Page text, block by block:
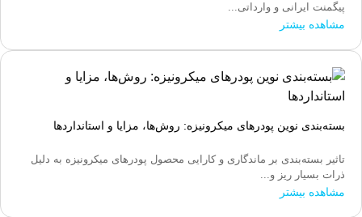
پیگمنت ایرانی و وارداتی...
مشاهده بیشتر
بسته‌بندی نوین پودرهای میکرونیزه: روش‌ها، مزایا و استانداردها
تاثیر بسته‌بندی بر ماندگاری و کارایی محصول پودرهای میکرونیزه به دلیل
ذرات بسیار ریز و...
مشاهده بیشتر